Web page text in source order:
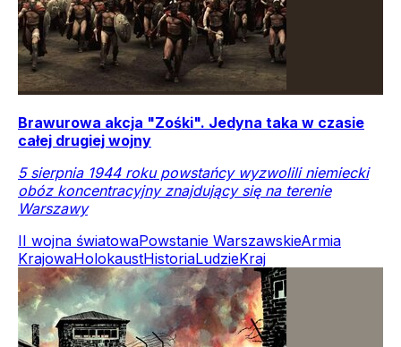
Brawurowa akcja "Zośki". Jedyna taka w czasie
całej drugiej wojny
5 sierpnia 1944 roku powstańcy wyzwolili niemiecki
obóz koncentracyjny znajdujący się na terenie
Warszawy
II wojna światowaPowstanie WarszawskieArmia
KrajowaHolokaustHistoriaLudzieKraj